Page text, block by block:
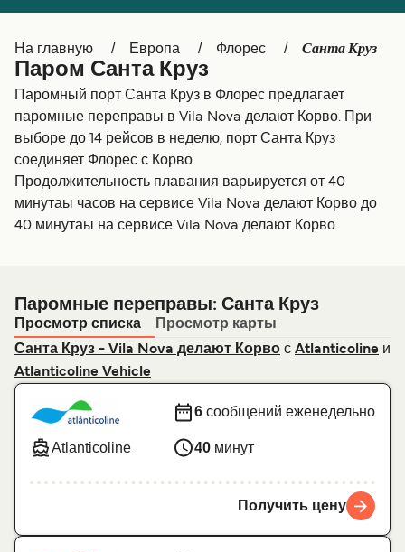
Ελλάδα Belgique (FR)
Polska Deutschland
Schweiz (DE) Norge
Україна
المغرب Maroc (FR)
На главную Европа Флорес Санта Круз
Паром Санта Круз
Паромный порт Санта Круз в Флорес предлагает
паромные переправы в Vila Nova делают Корво. При
выборе до 14 рейсов в неделю, порт Санта Круз
соединяет Флорес с Корво.
Продолжительность плавания варьируется от 40
минутаы часов на сервисе Vila Nova делают Корво до
40 минутаы на сервисе Vila Nova делают Корво.
Паромные переправы: Санта Круз
Просмотр списка
Просмотр карты
Санта Круз - Vila Nova делают Корво с Atlanticoline и
Atlanticoline Vehicle
Atlanticoline
6 сообщений еженедельно
40 минут
Получить цену